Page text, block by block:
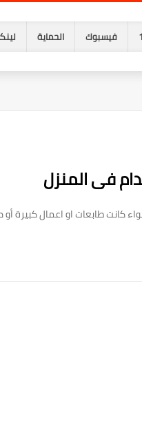
فيسبوك الحماية
كانت طابعات او اعمال